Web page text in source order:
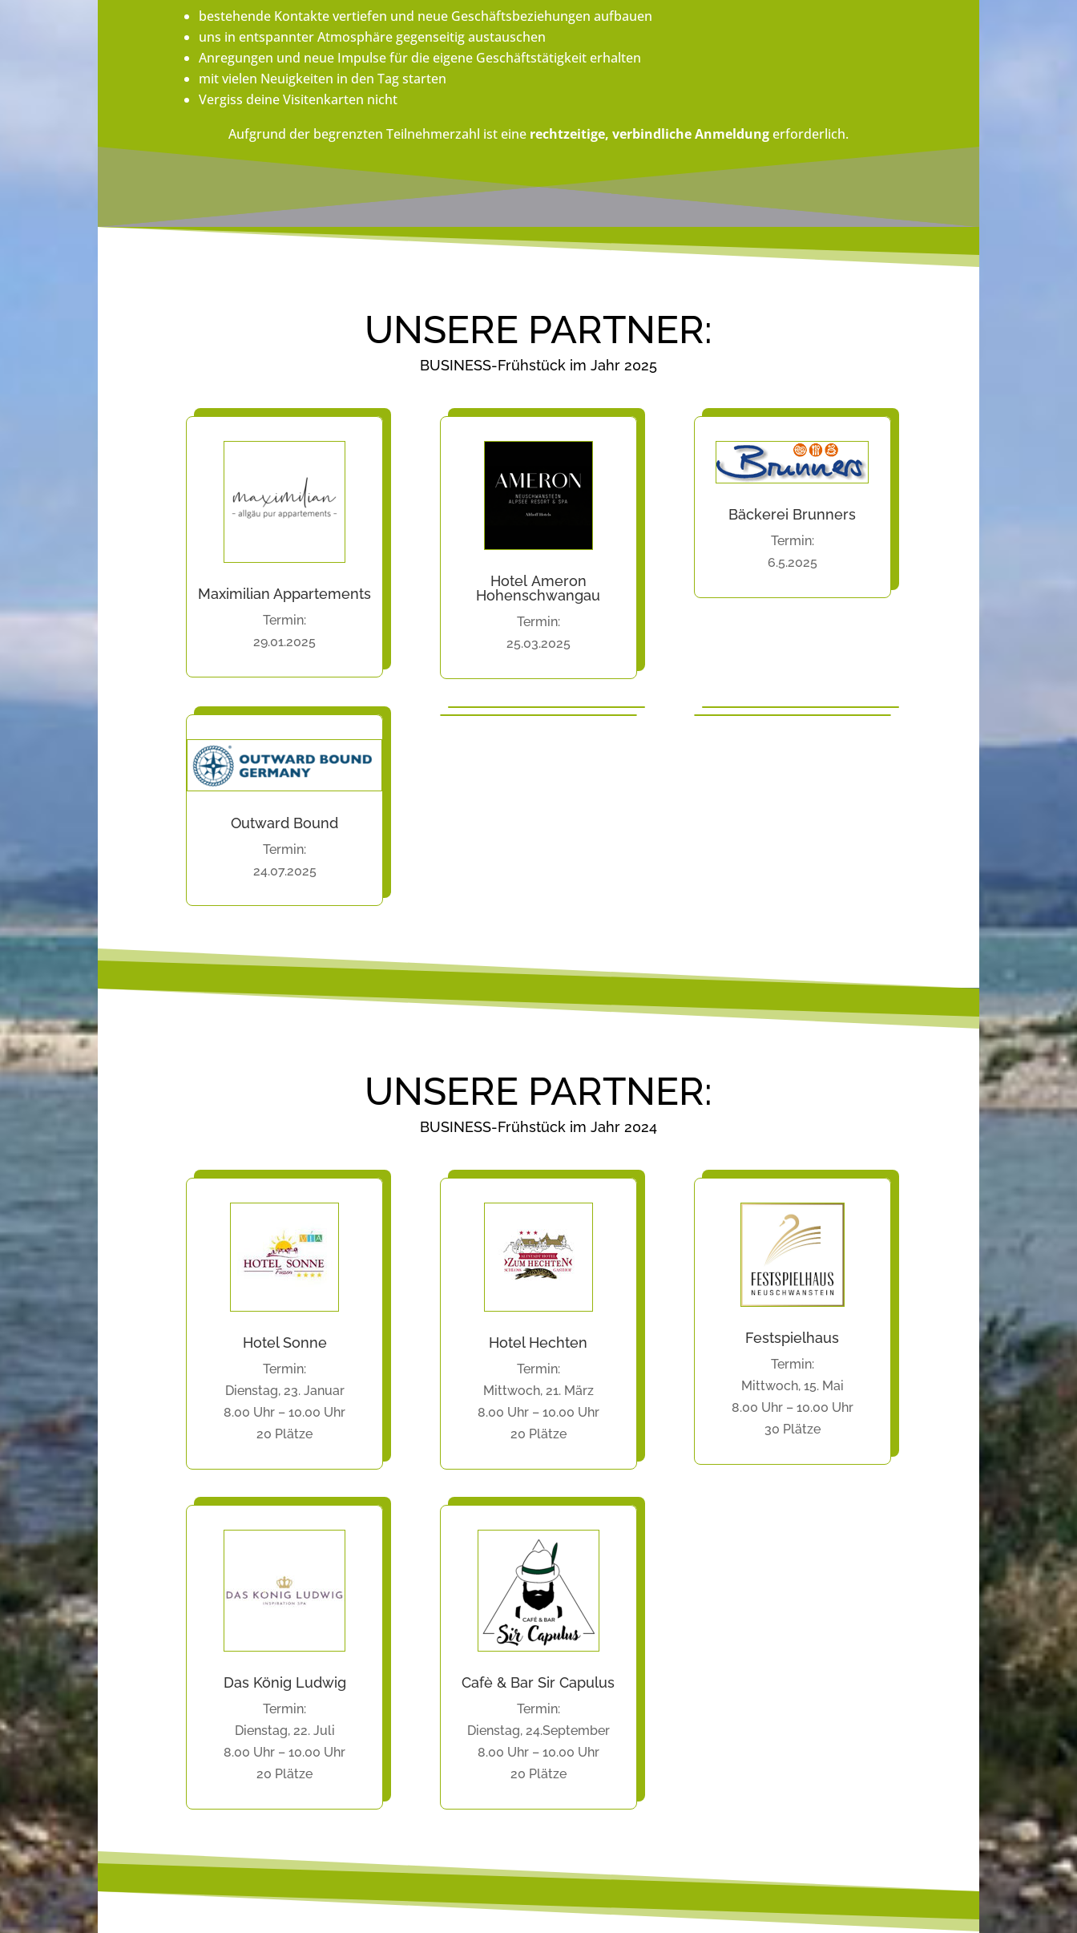
bestehende Kontakte vertiefen und neue Geschäftsbeziehungen aufbauen
uns in entspannter Atmosphäre gegenseitig austauschen
Anregungen und neue Impulse für die eigene Geschäftstätigkeit erhalten
mit vielen Neuigkeiten in den Tag starten
Vergiss deine Visitenkarten nicht
Aufgrund der begrenzten Teilnehmerzahl ist eine rechtzeitige, verbindliche Anmeldungerforderlich.
UNSERE PARTNER:
BUSINESS-Frühstück im Jahr 2025
Maximilian Appartements
Termin:
29.01.2025
Hotel Ameron
Hohenschwangau
Termin:
25.03.2025
Bäckerei Brunners
Termin:
6.5.2025
Outward Bound
Termin:
24.07.2025
UNSERE PARTNER:
BUSINESS-Frühstück im Jahr 2024
Hotel Sonne
Termin:
Dienstag, 23. Januar
8.00 Uhr – 10.00 Uhr
20 Plätze
Hotel Hechten
Termin:
Mittwoch, 21. März
8.00 Uhr – 10.00 Uhr
20 Plätze
Festspielhaus
Termin:
Mittwoch, 15. Mai
8.00 Uhr – 10.00 Uhr
30 Plätze
Das König Ludwig
Termin:
Dienstag, 22. Juli
8.00 Uhr – 10.00 Uhr
20 Plätze
Cafè & Bar Sir Capulus
Termin:
Dienstag, 24.September
8.00 Uhr – 10.00 Uhr
20 Plätze